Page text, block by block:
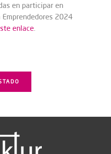
en participar en
Emprendedores 2024
enlace.